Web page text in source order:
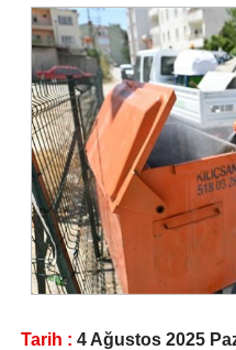
Tarih : 4 Ağustos 2025